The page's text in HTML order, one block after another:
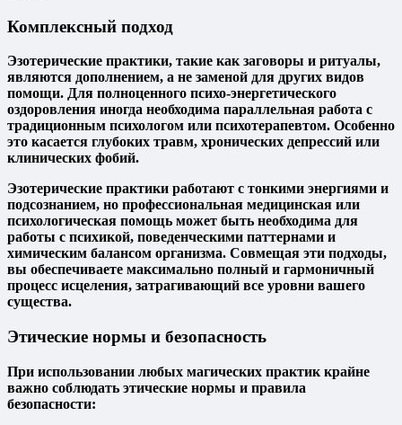
Комплексный подход
Эзотерические практики, такие как заговоры и ритуалы,
являются дополнением, а не заменой для других видов
помощи. Для полноценного психо-энергетического
оздоровления иногда необходима параллельная работа с
традиционным психологом или психотерапевтом. Особенно
это касается глубоких травм, хронических депрессий или
клинических фобий.
Эзотерические практики работают с тонкими энергиями и
подсознанием, но профессиональная медицинская или
психологическая помощь может быть необходима для
работы с психикой, поведенческими паттернами и
химическим балансом организма. Совмещая эти подходы,
вы обеспечиваете максимально полный и гармоничный
процесс исцеления, затрагивающий все уровни вашего
существа.
Этические нормы и безопасность
При использовании любых магических практик крайне
важно соблюдать этические нормы и правила
безопасности: